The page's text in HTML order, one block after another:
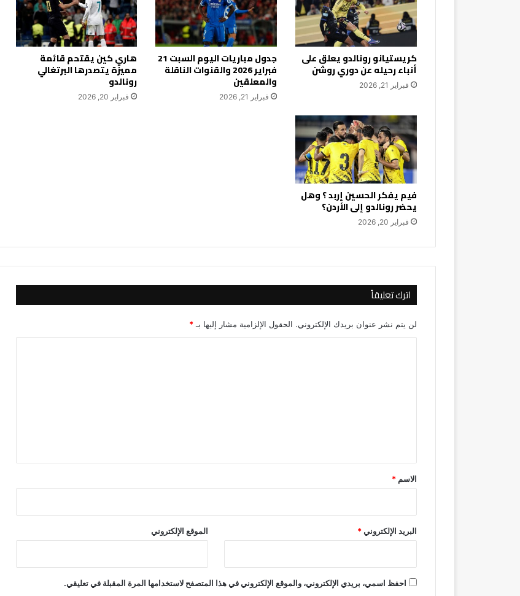
كريستيانو رونالدو يعلق على
أنباء رحيله عن دوري روشن
فبراير 21, 2026
جدول مباريات اليوم السبت 21
فبراير 2026 والقنوات الناقلة
والمعلقين
فبراير 21, 2026
هاري كين يقتحم قائمة
مميزة يتصدرها البرتغالي
رونالدو
فبراير 20, 2026
فيم يفكر الحسين إربد ؟ وهل
يحضر رونالدو إلى الأردن؟
فبراير 20, 2026
اترك تعليقاً
لن يتم نشر عنوان بريدك الإلكتروني. الحقول الإلزامية مشار إليها بـ *
*
الاسم *
البريد الإلكتروني* الموقع الإلكتروني
احفظ اسمي، بريدي الإلكتروني، والموقع الإلكتروني في هذا المتصفح لاستخدامها المرة المقبلة في تعليقي.